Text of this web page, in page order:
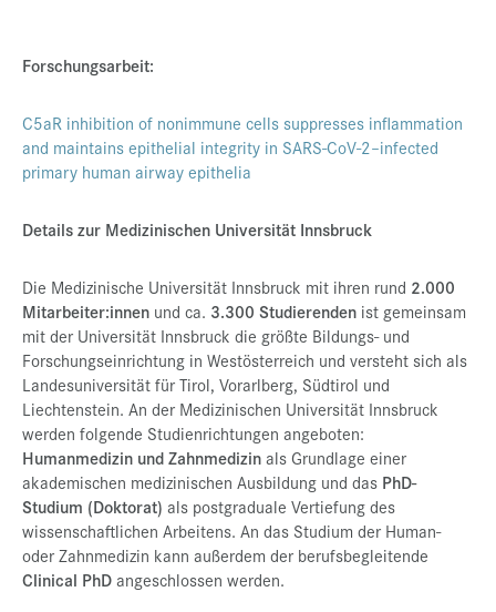
Forschungsarbeit:
C5aR inhibition of nonimmune cells suppresses inflammation
and maintains epithelial integrity in SARS-CoV-2–infected
primary human airway epithelia
Details zur Medizinischen Universität Innsbruck
Die Medizinische Universität Innsbruck mit ihren rund 2.000
Mitarbeiter:innen und ca. 3.300 Studierenden ist gemeinsam
mit der Universität Innsbruck die größte Bildungs- und
Forschungseinrichtung in Westösterreich und versteht sich als
Landesuniversität für Tirol, Vorarlberg, Südtirol und
Liechtenstein. An der Medizinischen Universität Innsbruck
werden folgende Studienrichtungen angeboten:
Humanmedizin und Zahnmedizinals Grundlage einer
akademischen medizinischen Ausbildung und das PhD-
Studium (Doktorat) als postgraduale Vertiefung des
wissenschaftlichen Arbeitens. An das Studium der Human-
oder Zahnmedizin kann außerdem der berufsbegleitende
Clinical PhDangeschlossen werden.